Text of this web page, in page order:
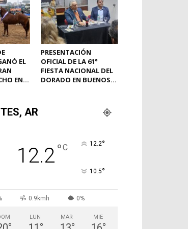
EL
EN...
PRESENTACIÓN
OFICIAL DE LA 61°
FIESTA NACIONAL DEL
DORADO EN BUENOS...
AR
12.2°C 12.2°
10.5°
0.9kmh 0%
LUN MAR MIE